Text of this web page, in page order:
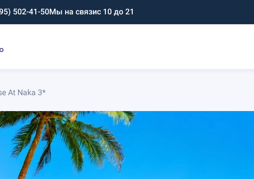
502-41-50Мы на связис 10 до 21
At Naka 3*